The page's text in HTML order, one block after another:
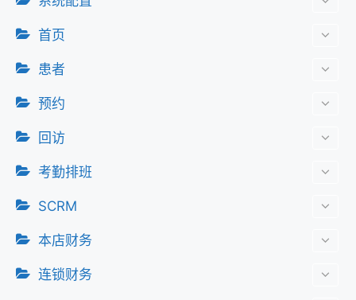
首页
患者
预约
回访
考勤排班
SCRM
本店财务
连锁财务